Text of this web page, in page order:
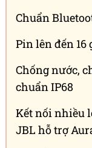
Chuẩn
Pin lên đến
Chống nước,
chuẩn IP68
Kết nối nhiều
JBL hỗ trợ